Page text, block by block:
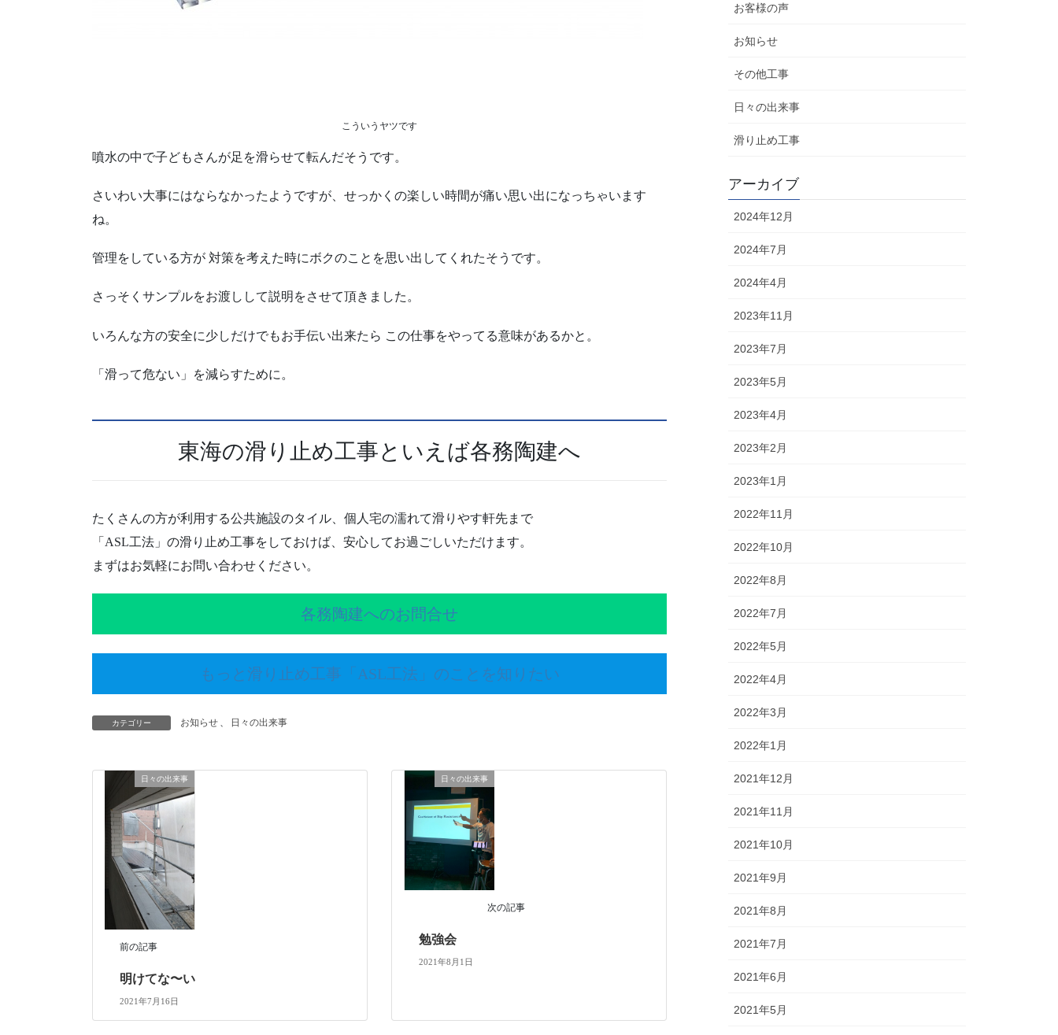
こういうヤツです
噴水の中で子どもさんが足を滑らせて転んだそうです。
さいわい大事にはならなかったようですが、せっかくの楽しい時間が痛い思い出になっちゃいます
ね。
管理をしている方が 対策を考えた時にボクのことを思い出してくれたそうです。
さっそくサンプルをお渡しして説明をさせて頂きました。
いろんな方の安全に少しだけでもお手伝い出来たら この仕事をやってる意味があるかと。
「滑って危ない」を減らすために。
東海の滑り止め工事といえば各務陶建へ
たくさんの方が利用する公共施設のタイル、個人宅の濡れて滑りやす軒先まで
「ASL工法」の滑り止め工事をしておけば、安心してお過ごしいただけます。
まずはお気軽にお問い合わせください。
各務陶建へのお問合せ
もっと滑り止め工事「ASL工法」のことを知りたい
カテゴリー お知らせ 日々の出来事
日々の出来事
前の記事
明けてな〜い
2021年7月16日
日々の出来事
次の記事
勉強会
2021年8月1日
お客様の声
お知らせ
その他工事
日々の出来事
滑り止め工事
アーカイブ
2024年12月
2024年7月
2024年4月
2023年11月
2023年7月
2023年5月
2023年4月
2023年2月
2023年1月
2022年11月
2022年10月
2022年8月
2022年7月
2022年5月
2022年4月
2022年3月
2022年1月
2021年12月
2021年11月
2021年10月
2021年9月
2021年8月
2021年7月
2021年6月
2021年5月